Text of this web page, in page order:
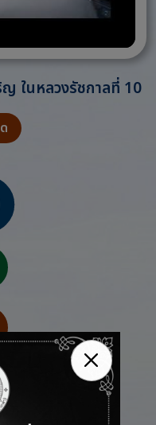
ในหลวงรัชกาลที่ 10